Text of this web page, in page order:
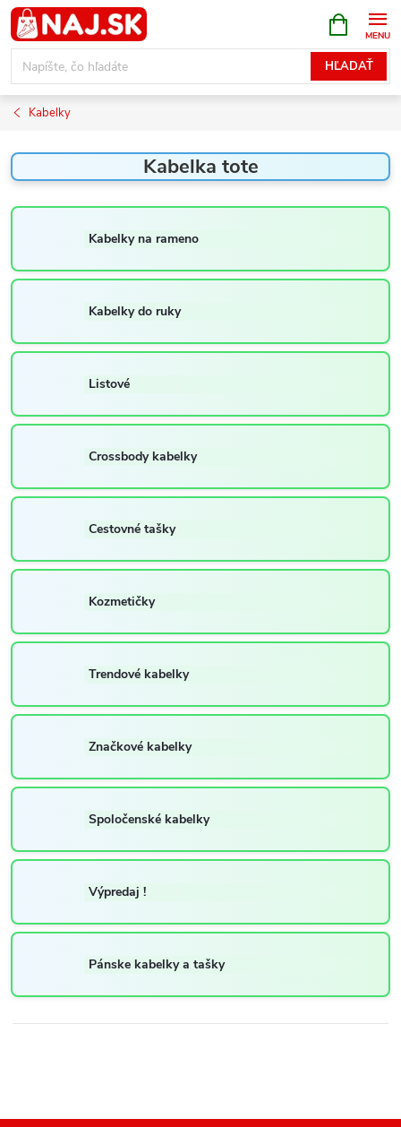
Prejsť
na
obsah
HĽADAŤ
KOŠÍK
Kabelky
Kabelka tote
Kabelky na rameno
Kabelky do ruky
Listové
Crossbody kabelky
Cestovné tašky
Kozmetičky
Trendové kabelky
Značkové kabelky
Spoločenské kabelky
Výpredaj !
Pánske kabelky a tašky